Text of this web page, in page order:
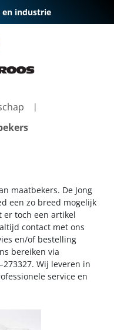
industrie
maatbekers. De Jong
een zo breed mogelijk
er toch een artikel
contact met ons
en/of bestelling
bereiken via
Wij leveren in
service en